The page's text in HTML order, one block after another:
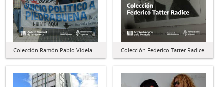
Colección Ramón Pablo Videla Colección Federico Tatter Radice